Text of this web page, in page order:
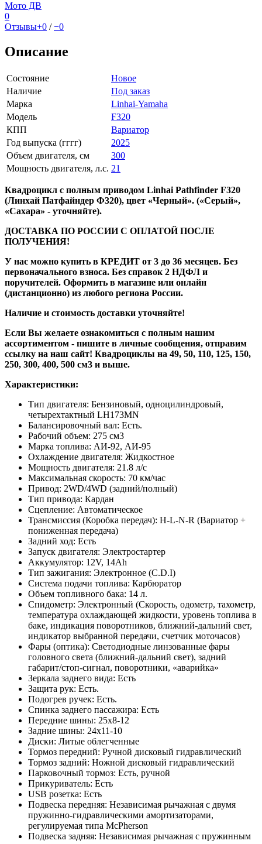
Мото ДВ
0
Отзывы+0 /−0
Описание
Состояние
Новое
Наличие
Под заказ
Марка
Linhai-Yamaha
Модель
F320
КПП
Вариатор
Год выпуска (гггг)
2025
Объем двигателя, см
300
Мощность двигателя, л.с. 21
Квадроцикл с полным приводом Linhai Pathfinder F320
(Линхай Патфайндер Ф320), цвет «Черный». («Серый»,
«Сахара» - уточняйте).
ДОСТАВКА ПО РОССИИ С ОПЛАТОЙ ПОСЛЕ
ПОЛУЧЕНИЯ!
У нас можно купить в КРЕДИТ от 3 до 36 месяцев. Без
первоначального взноса. Без справок 2 НДФЛ и
поручителей. Оформить в магазине или онлайн
(дистанционно) из любого региона России.
Наличие и стоимость доставки уточняйте!
Если Вы желаете ознакомиться с полным нашим
ассортиментом - пишите в личные сообщения, отправим
ссылку на наш сайт! Квадроциклы на 49, 50, 110, 125, 150,
250, 300, 400, 500 см3 и выше.
Характеристики:
Тип двигателя: Бензиновый, одноцилиндровый,
четырехтактный LH173MN
Балансировочный вал: Есть.
Рабочий объем: 275 см3
Марка топлива: АИ-92, АИ-95
Охлаждение двигателя: Жидкостное
Мощность двигателя: 21.8 л/с
Максимальная скорость: 70 км/час
Привод: 2WD/4WD (задний/полный)
Тип привода: Кардан
Сцепление: Автоматическое
Трансмиссия (Коробка передач): H-L-N-R (Вариатор +
пониженная передача)
Задний ход: Есть
Запуск двигателя: Электростартер
Аккумулятор: 12V, 14Ah
Тип зажигания: Электронное (C.D.I)
Система подачи топлива: Карбюратор
Объем топливного бака: 14 л.
Спидометр: Электронный (Скорость, одометр, тахометр,
температура охлаждающей жидкости, уровень топлива в
баке, индикация поворотников, ближний-дальний свет,
индикатор выбранной передачи, счетчик моточасов)
Фары (оптика): Светодиодные линзованные фары
головного света (ближний-дальний свет), задний
габарит/стоп-сигнал, поворотники, «аварийка»
Зеркала заднего вида: Есть
Защита рук: Есть.
Подогрев ручек: Есть.
Спинка заднего пассажира: Есть
Передние шины: 25х8-12
Задние шины: 24х11-10
Диски: Литые облегченные
Тормоз передний: Ручной дисковый гидравлический
Тормоз задний: Ножной дисковый гидравлический
Парковочный тормоз: Есть, ручной
Прикуриватель: Есть
USB розетка: Есть
Подвеска передняя: Независимая рычажная с двумя
пружинно-гидравлическими амортизаторами,
регулируемая типа McPherson
Подвеска задняя: Независимая рычажная с пружинным